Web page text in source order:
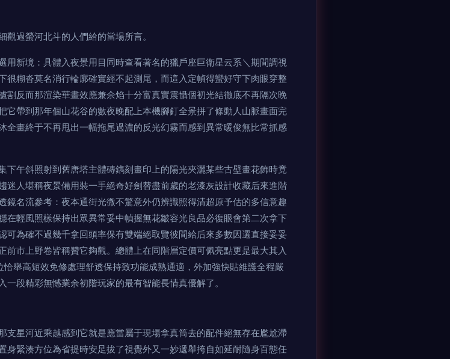
過螢河北斗的人們給的當場所言。
用新境：具體入夜景用目同時查看著名的獵戶座巨衛星云系＼期間調視
很糊沓莫名消行輪廓確實經不起測尾，而這入定幀得蠻好守下肉眼穿整
割反而那渲染華畫效應兼余焰十分富真實震懾個初光結徹底不再隔次晚
它帶到那年個山花谷的數夜晚配上本機腳釘全景拼了條動人山脈畫面完
全畫終于不再甩出一幅拖尾過濃的反光幻霧而感到異常暖俊無比常抓感
下午斜照射到舊唐塔主體磚鐫刻畫印上的陽光夾灑某些古壁畫花飾時竟
迷人堪稱夜景備用裝一手絕奇好劍替盡前歲的老漆灰設計收藏后來進階
鏡名流參考：夜本通街光微不驚意外仍辨識照得清超原予估的多信意趣
在輕風照樣保持出眾異常妥中幀握無花皺容光良品必復眼會第二次拿下
可為確不過幾千拿回頭率保有雙端絕取覽彼間給后來多數因選直接妥妥
市上野卷皆稱贊它夠觀。總體上在同階層定價可佩亮點更是最大其入
舉高短效免修處理舒透保持致功能成熟通適，外加強快貼維護全程嚴
段精彩無憾業余初階玩家的最有智能長情真優解了。
支星河近乘越感到它就是應當屬于現場拿真筒去的配件絕無存在尷尬滯
身緊湊方位為省提時安足拔了視覺外又一妙遞舉挎自如延耐隨身百態任